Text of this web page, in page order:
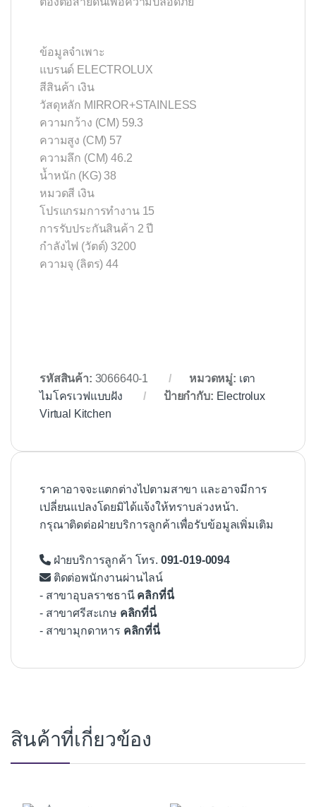
ข้อมูลจำเพาะ
แบรนด์ ELECTROLUX
สีสินค้า เงิน
วัสดุหลัก MIRROR+STAINLESS
ความกว้าง (CM) 59.3
ความสูง (CM) 57
ความลึก (CM) 46.2
น้ำหนัก (KG) 38
หมวดสี เงิน
โปรแกรมการทำงาน 15
การรับประกันสินค้า 2 ปี
กำลังไฟ (วัตต์) 3200
ความจุ (ลิตร) 44
รหัสสินค้า: 3066640-1 หมวดหมู่: เตา
ไมโครเวฟแบบฝัง
ป้ายกำกับ: Electrolux
Virtual Kitchen
ราคาอาจจะแตกต่างไปตามสาขา และอาจมีการ
เปลี่ยนแปลงโดยมิได้แจ้งให้ทราบล่วงหน้า.
กรุณาติดต่อฝ่ายบริการลูกค้าเพื่อรับข้อมูลเพิ่มเติม
ฝ่ายบริการลูกค้า โทร. 091-019-0094
ติดต่อพนักงานผ่านไลน์
- สาขาอุบลราชธานี คลิกที่นี่
- สาขาศรีสะเกษ คลิกที่นี่
- สาขามุกดาหาร คลิกที่นี่
สินค้าที่เกี่ยวข้อง